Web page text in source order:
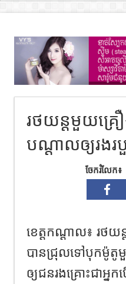
រថយន្ដមួយគ្រ
បណ្ដាលឲ្យរង
ចែករំលែក៖
ខេត្តកណ្ដាល៖ រថ
បានជ្រុលទៅបុកម៉ូតូ
ឲ្យជនរងគ្រោះជាអ្